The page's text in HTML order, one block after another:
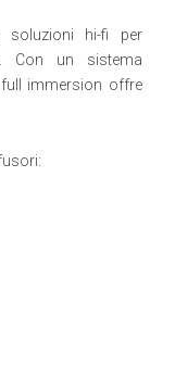
hi-fi per
Con un sistema
immersion offre